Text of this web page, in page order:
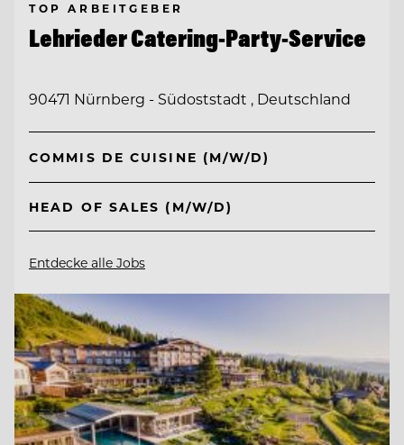
TOP ARBEITGEBER
Lehrieder Catering-Party-Service
90471 Nürnberg - Südoststadt , Deutschland
COMMIS DE CUISINE (M/W/D)
HEAD OF SALES (M/W/D)
Entdecke alle Jobs